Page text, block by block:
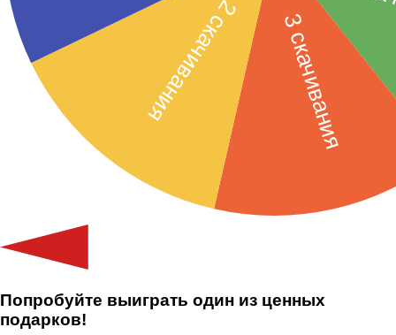
Попробуйте выиграть один из ценных
подарков!